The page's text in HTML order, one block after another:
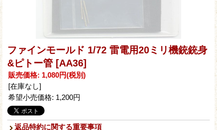
ファインモールド 1/72 雷電用20ミリ機銃銃身
&ピトー管 [AA36]
販売価格: 1,080円(税別)
[在庫なし]
希望小売価格: 1,200円
返品特約に関する重要事項